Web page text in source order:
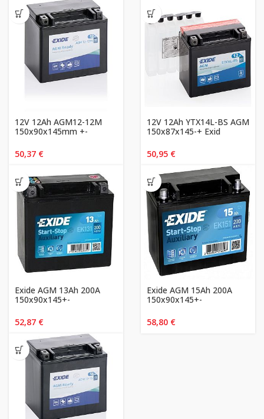
12V 12Ah AGM12-12M
150x90x145mm +-
50,37 €
12V 12Ah YTX14L-BS AGM
150x87x145-+ Exid
50,95 €
Exide AGM 13Ah 200A
150x90x145+-
52,87 €
Exide AGM 15Ah 200A
150x90x145+-
58,80 €